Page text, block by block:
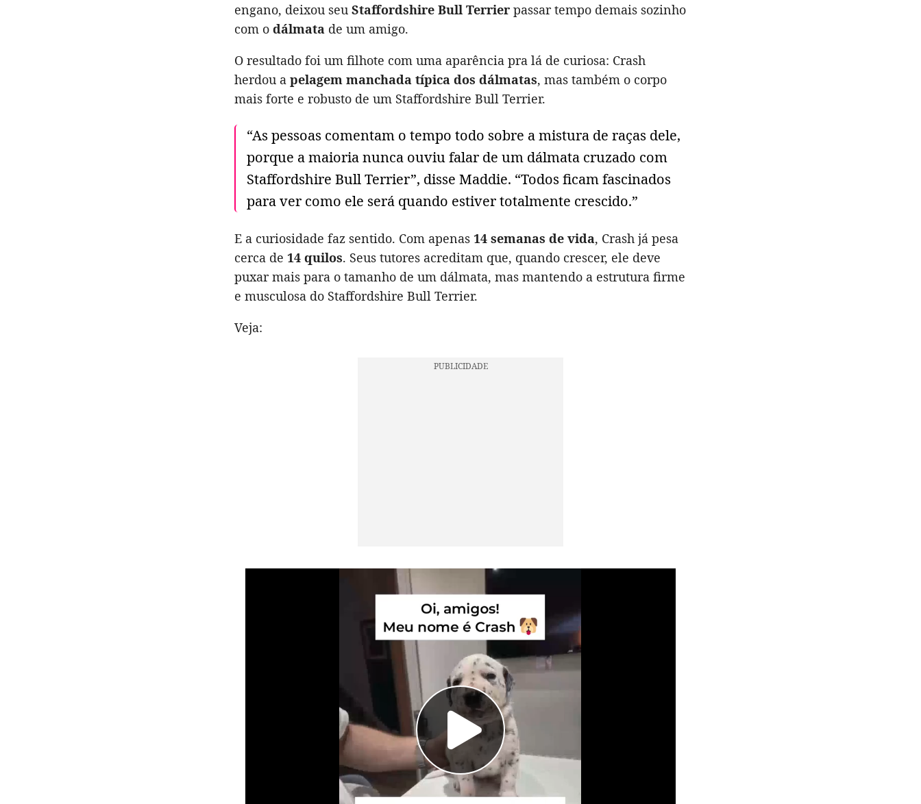
engano, deixou seu Staffordshire Bull Terrier passar tempo demais sozinho
com o dálmata de um amigo.
O resultado foi um filhote com uma aparência pra lá de curiosa: Crash
herdou a pelagem manchada típica dos dálmatas, mas também o corpo
mais forte e robusto de um Staffordshire Bull Terrier.
“As pessoas comentam o tempo todo sobre a mistura de raças dele,
porque a maioria nunca ouviu falar de um dálmata cruzado com
Staffordshire Bull Terrier”, disse Maddie. “Todos ficam fascinados
para ver como ele será quando estiver totalmente crescido.”
E a curiosidade faz sentido. Com apenas 14 semanas de vida, Crash já pesa
cerca de 14 quilos. Seus tutores acreditam que, quando crescer, ele deve
puxar mais para o tamanho de um dálmata, mas mantendo a estrutura firme
e musculosa do Staffordshire Bull Terrier.
Veja: